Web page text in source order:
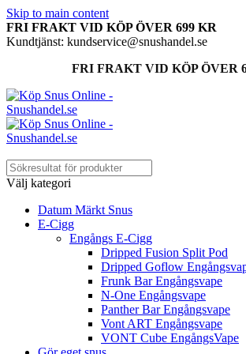
Skip to main content
FRI FRAKT VID KÖP ÖVER 699 KR
Kundtjänst: kundservice@snushandel.se
FRI FRAKT VID KÖP ÖVER
Välj kategori
Datum Märkt Snus
E-Cigg
Engångs E-Cigg
Dripped Fusion Split Pod
Dripped Goflow
Frunk Bar Engångsvape
N-One Engångsvape
Panther Bar Engångsvape
Vont ART Engångsvape
VONT Cube EngångsVape